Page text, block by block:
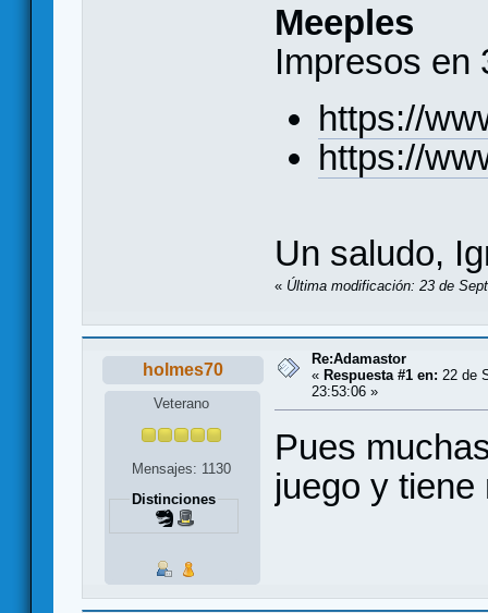
Meeples
Impresos en
https://
https://
Un saludo,
« Última modificación: 23 de
holmes70
Veterano
Mensajes: 1130
Distinciones
Re:Adamastor
« Respuesta #1 en: 22 de
23:53:06 »
Pues
juego y